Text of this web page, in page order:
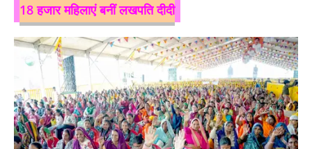
18 हजार महिलाएं बनीं लखपति दीदी